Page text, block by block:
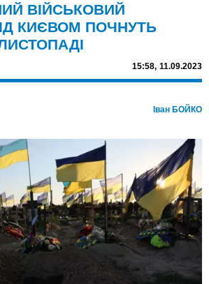
ВІЙСЬКОВИЙ
КИЄВОМ ПОЧНУТЬ
15:58, 11.09.2023
Іван БОЙКО